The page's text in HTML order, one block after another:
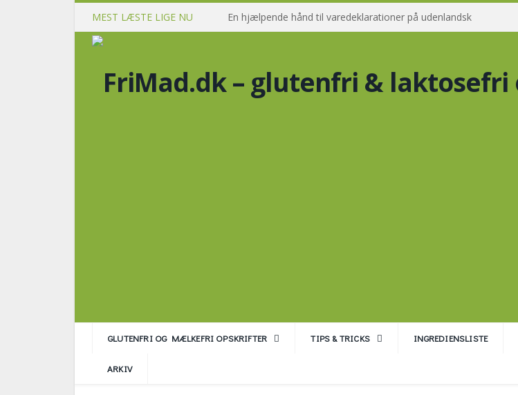
MEST LÆSTE LIGE NU En hjælpende hånd til varedeklarationer på udenlandsk
GLUTENFRI OG MÆLKEFRI OPSKRIFTER TIPS & TRICKS INGREDIENSLISTE
ARKIV